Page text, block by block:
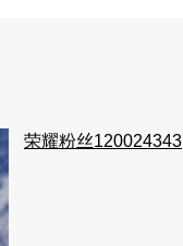
荣耀粉丝120024343